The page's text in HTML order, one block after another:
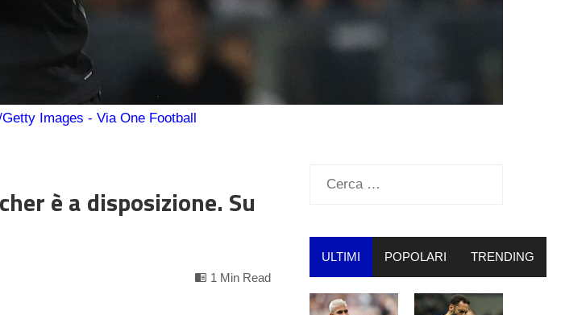
Images - Via One Football
è a disposizione. Su
1 Min Read
Ricerca
ULTIMI POPOLARI TRENDING